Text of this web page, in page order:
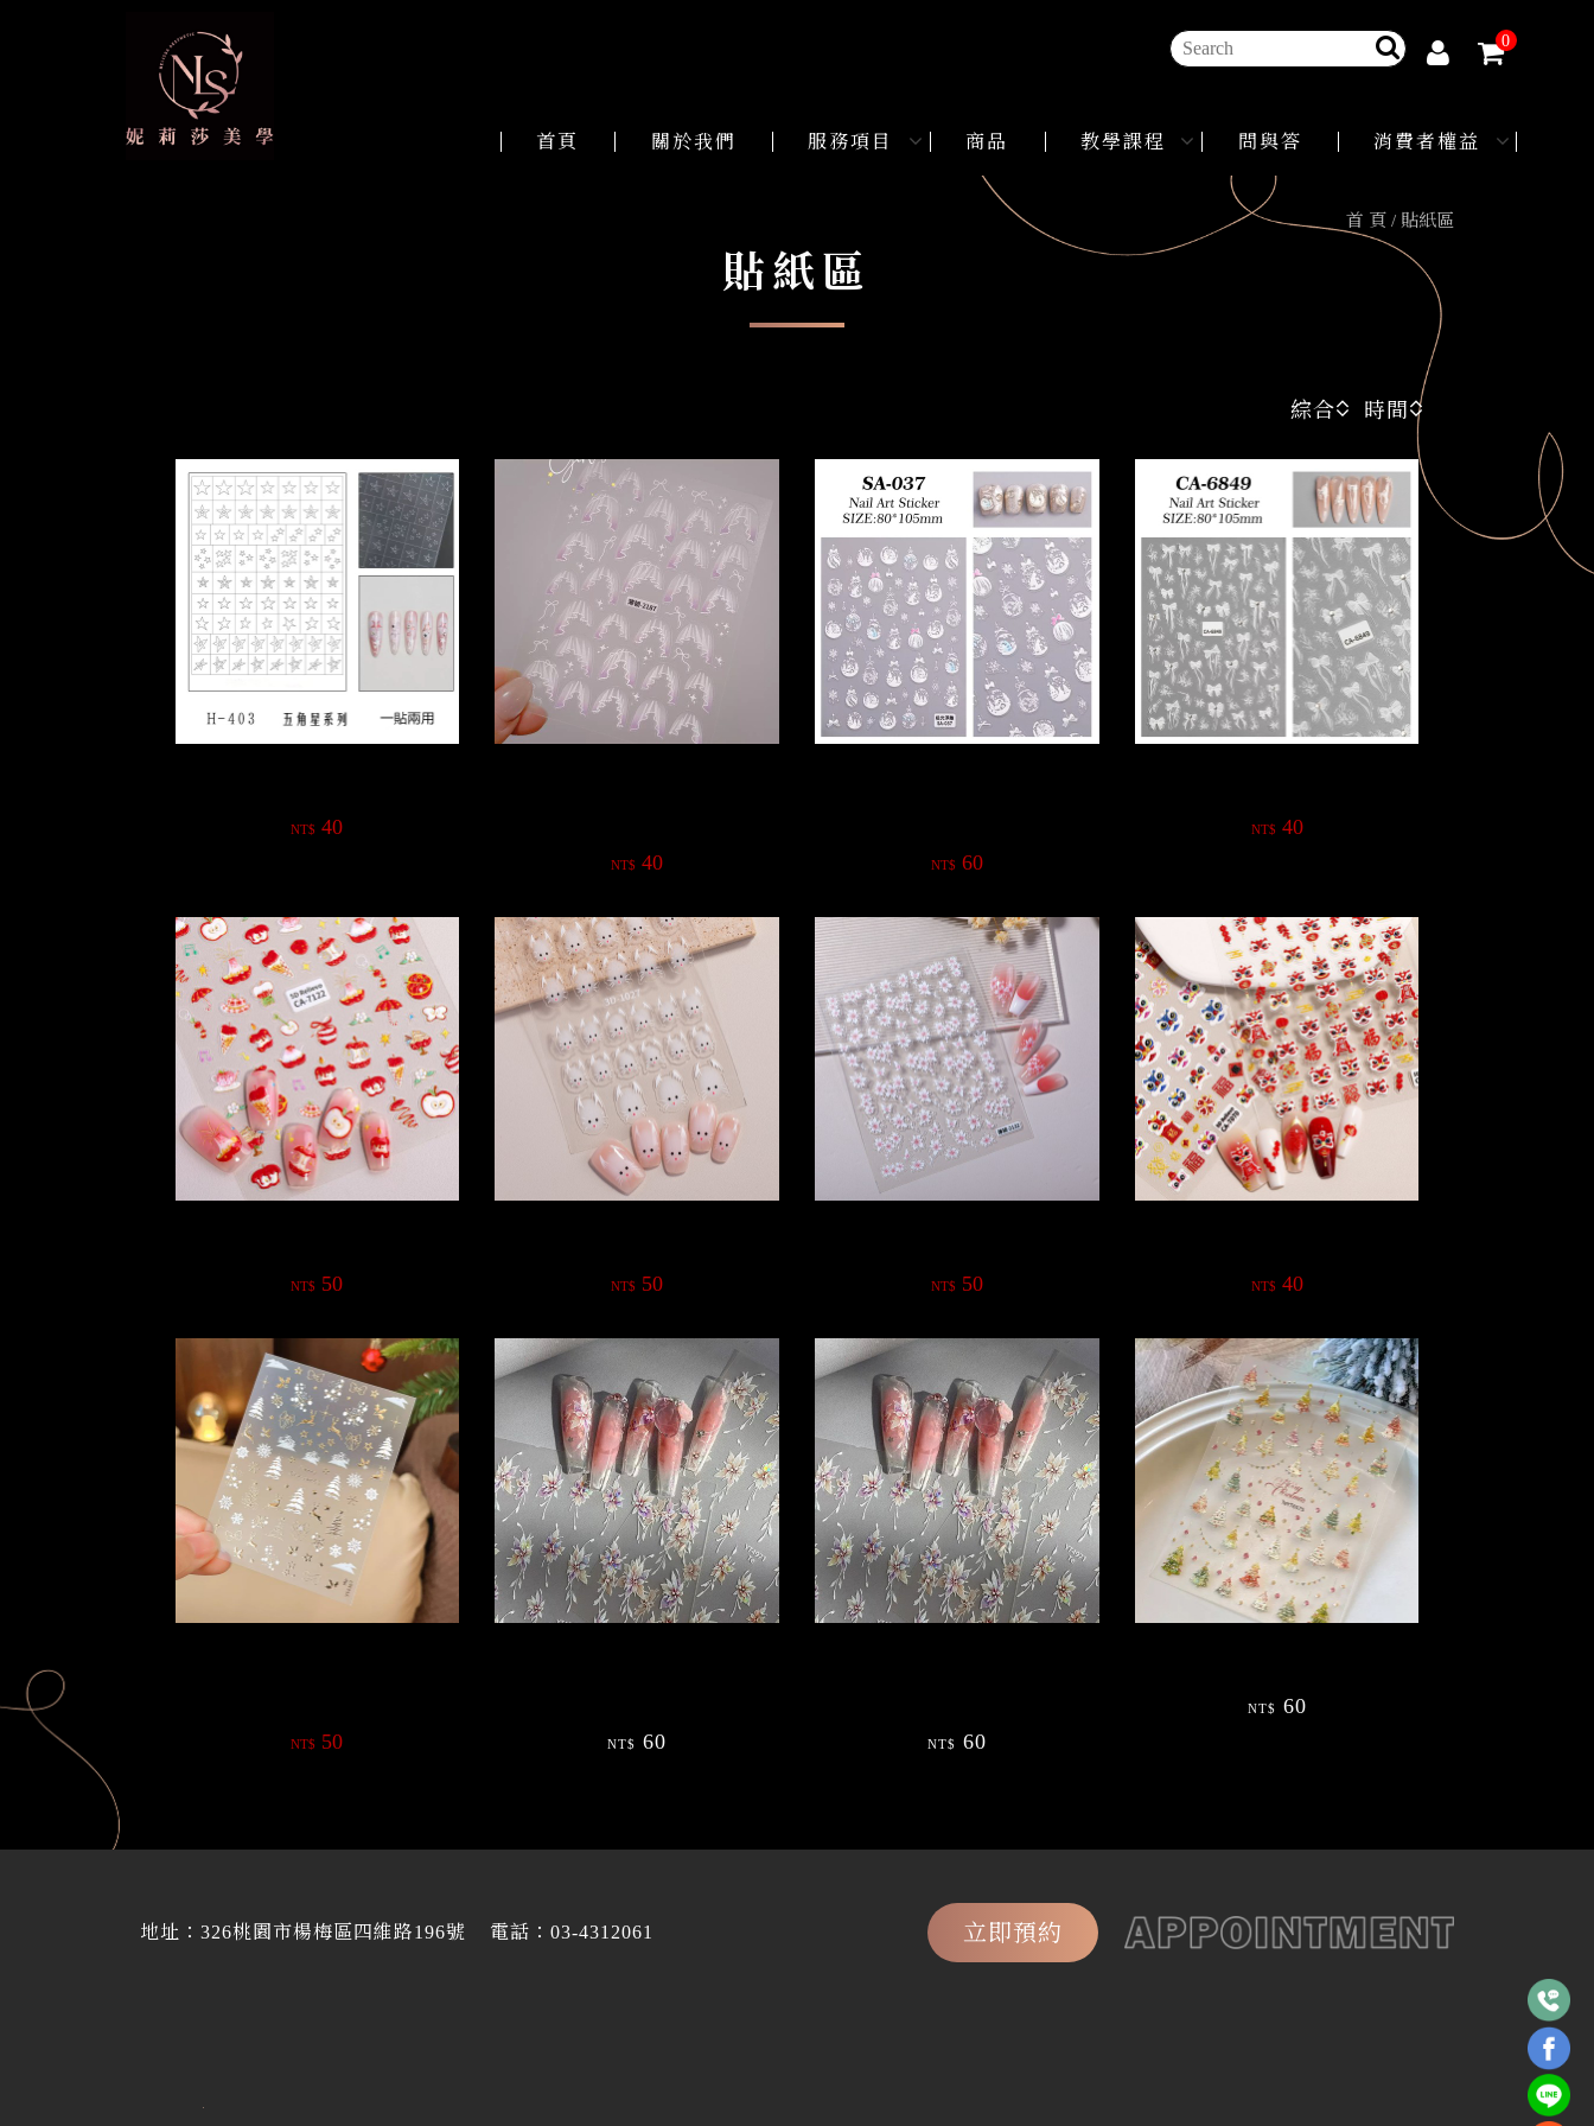
0
首頁 關於我們 服務項目 商品 教學課程 問與答 消費者權益
貼紙區
首 頁 貼紙區
綜合 時間
NT$ 40
NT$ 40 NT$ 60
NT$ 40
NT$ 50 NT$ 50 NT$ 50 NT$ 40
NT$ 50 NT$ 60 NT$ 60
NT$ 60
地址： 326桃園市楊梅區四維路196號 電話： 03-4312061 立即預約